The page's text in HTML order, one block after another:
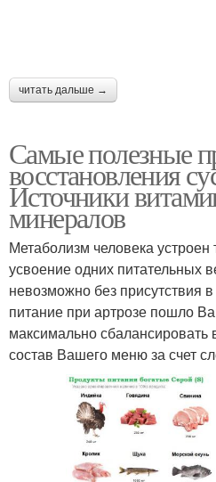
читать дальше →
Самые полезные
восстановления
Источники
минералов
Метаболизм человека устроен
усвоение одних питательных
невозможно без присутствия
питание при артрозе пошло
максимально
состав Вашего меню за счет